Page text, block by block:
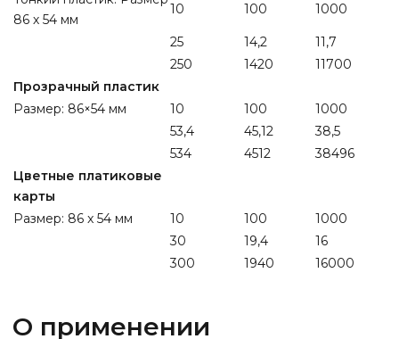
86 х 54 мм
10 100 1000
25 14,2
11,7
250
1420
11700
Прозрачный пластик
Размер: 86×54 мм
10 100
1000
53,4
45,12
38,5
534
4512
38496
Цветные платиковые
карты
Размер: 86 x 54 мм
10 100
1000
30
19,4
16
300
1940 16000
О применении